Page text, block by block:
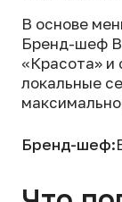
В основе
Бренд-шеф
«Красота» и
локальные
Бренд-шеф: